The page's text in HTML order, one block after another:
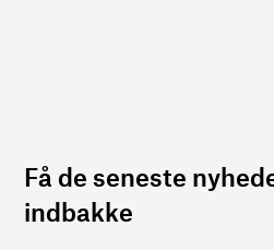
Få de seneste
indbakke